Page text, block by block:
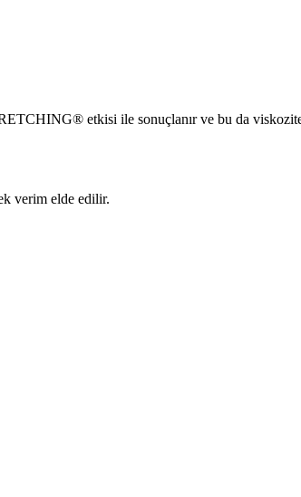
etkisi ile sonuçlanır ve bu da
verim elde edilir.